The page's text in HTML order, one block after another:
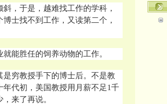
，于是，越难找工作的学科，
士找不到工作，又读第二个，
能胜任的饲养动物的工作。
穷教授手下的博士后。不是教
代初，美国教授用月薪不足1千
来了再说。